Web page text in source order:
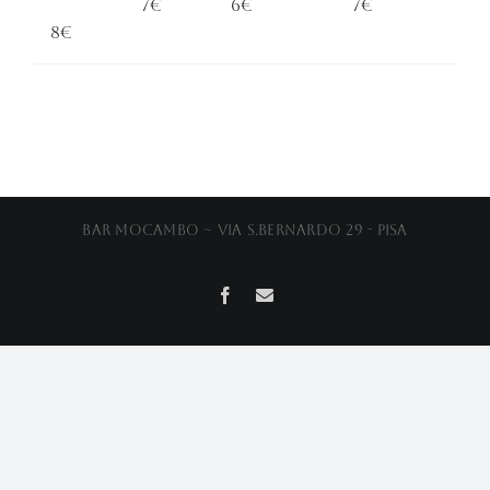
8€
7€ 6€ 7€
Bar Mocambo ~ Via S.Bernardo 29 - Pisa
Facebook
Email